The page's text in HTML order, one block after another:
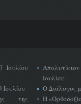
Ιουλίου
Ιουλίου
της
Ιουλίου
Ο Διάλογος
Η